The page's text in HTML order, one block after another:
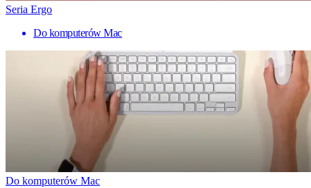
Seria Ergo
Do komputerów Mac
Do komputerów Mac